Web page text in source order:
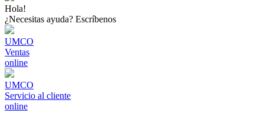
Hola!
¿Necesitas ayuda? Escríbenos
UMCO
Ventas
online
UMCO
Servicio al cliente
online